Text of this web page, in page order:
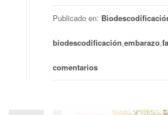
Publicado en:
biodescodificación,embarazo,
comentarios